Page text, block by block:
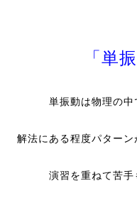
「単
単振動は物理の中
解法にある程度パターン
演習を重ねて苦手